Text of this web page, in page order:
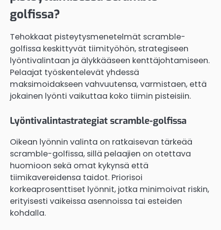
golfissa?
Tehokkaat pisteytysmenetelmät scramble-
golfissa keskittyvät tiimityöhön, strategiseen
lyöntivalintaan ja älykkääseen kenttäjohtamiseen.
Pelaajat työskentelevät yhdessä
maksimoidakseen vahvuutensa, varmistaen, että
jokainen lyönti vaikuttaa koko tiimin pisteisiin.
Lyöntivalintastrategiat scramble-golfissa
Oikean lyönnin valinta on ratkaisevan tärkeää
scramble-golfissa, sillä pelaajien on otettava
huomioon sekä omat kykynsä että
tiimikavereidensa taidot. Priorisoi
korkeaprosenttiset lyönnit, jotka minimoivat riskin,
erityisesti vaikeissa asennoissa tai esteiden
kohdalla.